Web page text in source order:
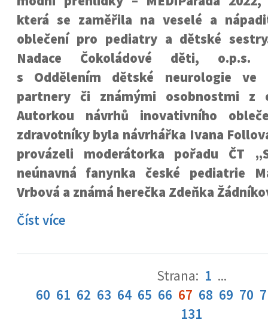
která se zaměřila na veselé a
oblečení pro pediatry a dětské
Nadace Čokoládové děti, o.p.s.
s Oddělením dětské neurologie ve
partnery či známými osobnostmi z
Autorkou návrhů inovativního
zdravotníky byla návrhářka Ivana
provázeli moderátorka pořadu ČT
neúnavná fanynka české pediatrie
Vrbová a známá herečka Zdeňka
Číst více
Strana: 1 ...
60 61 62 63 64 65 66 67 68 69 70
131